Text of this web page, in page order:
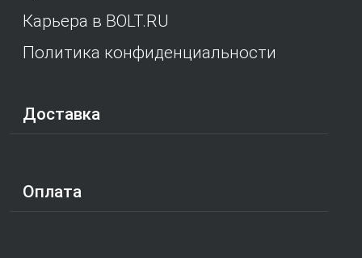
Карьера в BOLT.RU
Политика конфиденциальности
Доставка
Оплата